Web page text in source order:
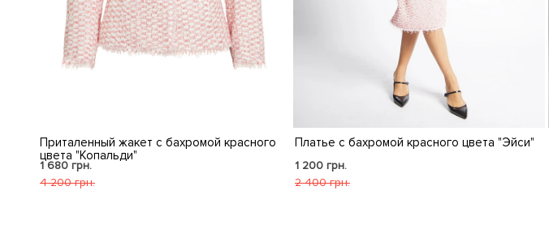
Приталенный жакет с бахромой красного
цвета "Копальди"
1 680 грн.
4 200 грн.
Платье с бахромой красного цвета "Эйси"
1 200 грн.
2 400 грн.